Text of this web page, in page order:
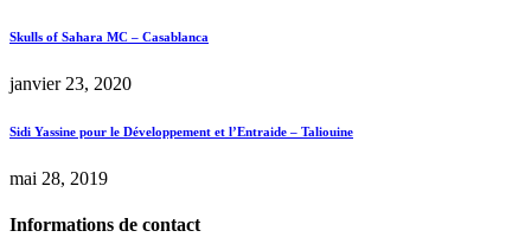
Skulls of Sahara MC – Casablanca
janvier 23, 2020
Sidi Yassine pour le Développement et l’Entraide – Taliouine
mai 28, 2019
Informations de contact